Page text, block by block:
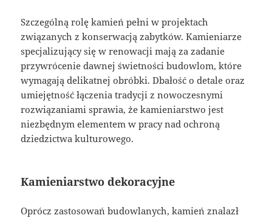
Szczególną rolę kamień pełni w projektach
związanych z konserwacją zabytków. Kamieniarze
specjalizujący się w renowacji mają za zadanie
przywrócenie dawnej świetności budowlom, które
wymagają delikatnej obróbki. Dbałość o detale oraz
umiejętność łączenia tradycji z nowoczesnymi
rozwiązaniami sprawia, że kamieniarstwo jest
niezbędnym elementem w pracy nad ochroną
dziedzictwa kulturowego.
Kamieniarstwo dekoracyjne
Oprócz zastosowań budowlanych, kamień znalazł